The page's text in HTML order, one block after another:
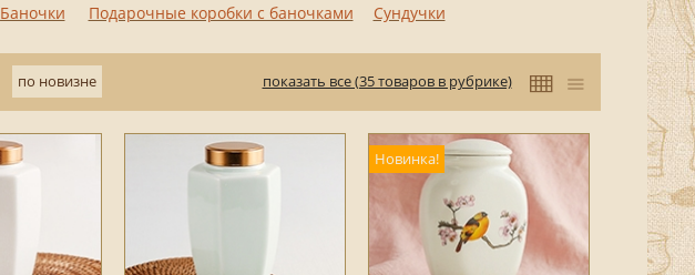
Баночки Подарочные коробки с баночками Сундучки
по новизне показать все (35 товаров в рубрике)
Новинка!